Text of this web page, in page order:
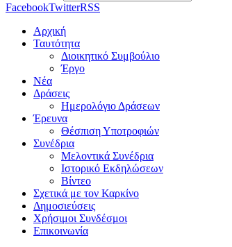
FacebookTwitterRSS
Αρχική
Ταυτότητα
Διοικητικό Συμβούλιο
Έργο
Νέα
Δράσεις
Ημερολόγιο Δράσεων
Έρευνα
Θέσπιση Υποτροφιών
Συνέδρια
Μελοντικά Συνέδρια
Ιστορικό Εκδηλώσεων
Βίντεο
Σχετικά με τον Καρκίνο
Δημοσιεύσεις
Χρήσιμοι Συνδέσμοι
Επικοινωνία